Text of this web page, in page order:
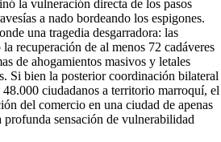
la vulneración directa de los pasos
a nado bordeando los espigones.
una tragedia desgarradora: las
recuperación de al menos 72 cadáveres
de ahogamientos masivos y letales
Si bien la posterior coordinación bilateral
ciudadanos a territorio marroquí, el
del comercio en una ciudad de apenas
profunda sensación de vulnerabilidad